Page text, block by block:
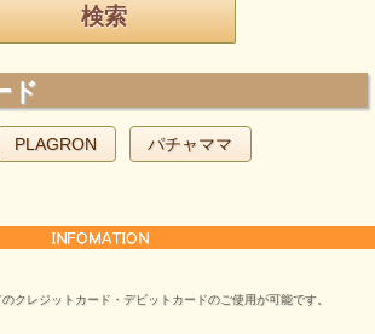
ド
PLAGRON パチャママ
クレジットカード・デビットカードのご使用が可能です。